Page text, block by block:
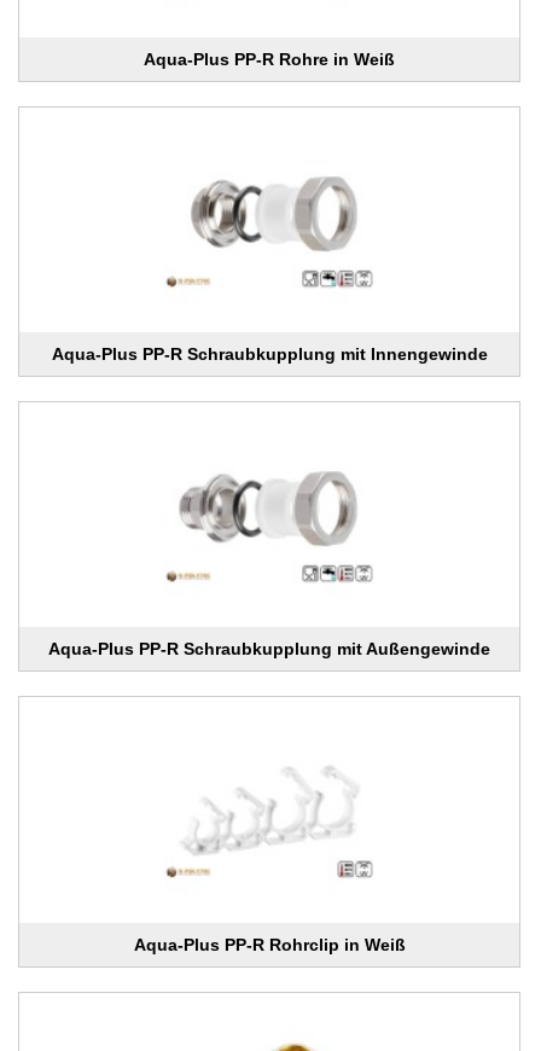
Aqua-Plus PP-R Rohre in Weiß
Aqua-Plus PP-R Schraubkupplung mit Innengewinde
Aqua-Plus PP-R Schraubkupplung mit Außengewinde
Aqua-Plus PP-R Rohrclip in Weiß